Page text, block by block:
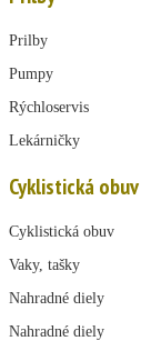
Prilby
Pumpy
Rýchloservis
Lekárničky
Cyklistická obuv
Cyklistická obuv
Vaky, tašky
Nahradné diely
Nahradné diely